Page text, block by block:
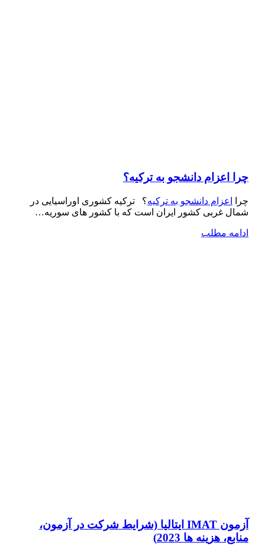
چرا اعزام دانشجو به ترکیه؟
چرا اعزام دانشجو به ترکیه؟ ترکیه کشوری اوراسیایی در
شمال غربی کشور ایران است که با کشور های سوریه…
ادامه مطلب
آزمون IMAT ایتالیا (شرایط شرکت در آزمون،
منابع، هزینه ها 2023)